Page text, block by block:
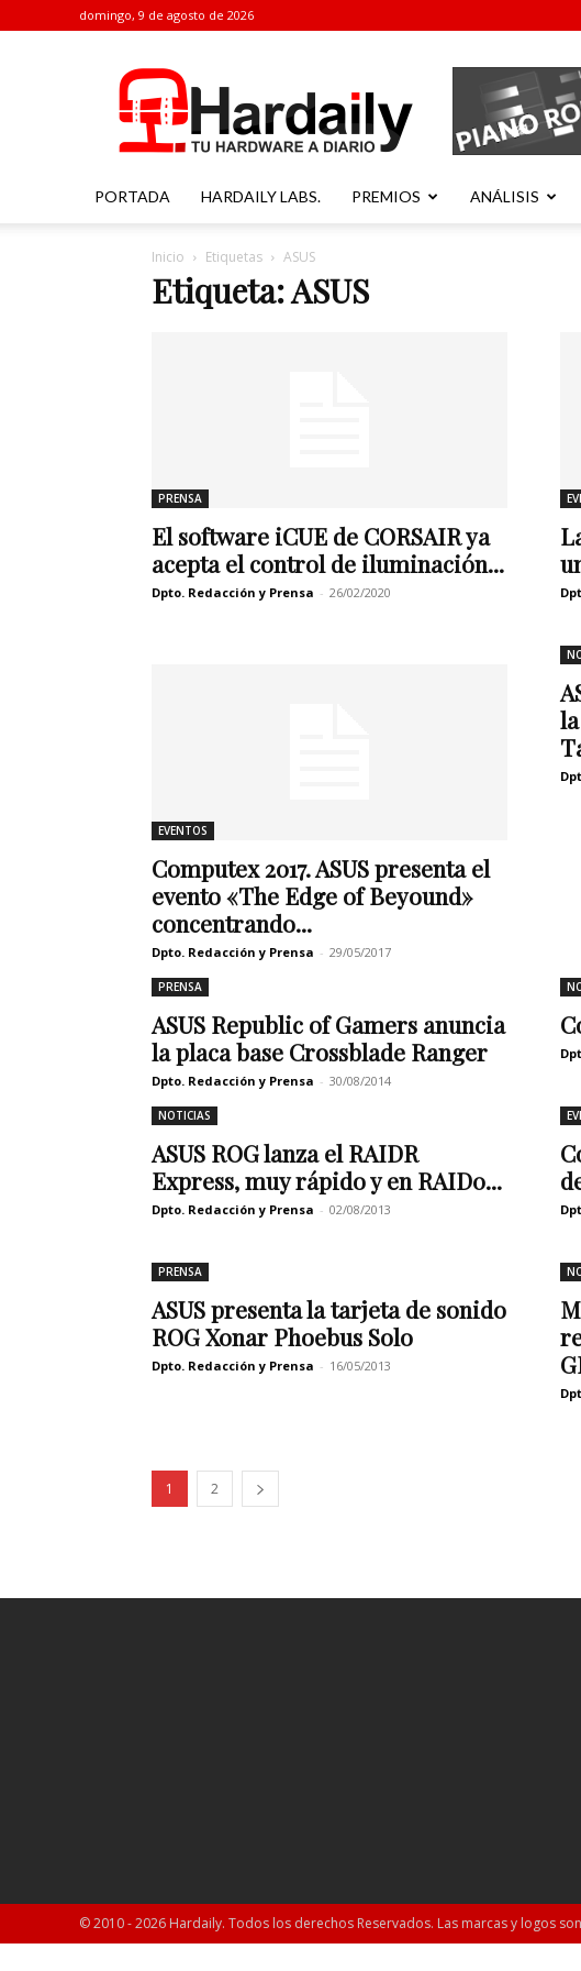
domingo, 9 de agosto de 2026
PORTADA HARDAILY LABS. PREMIOS ANÁLISIS
Inicio Etiquetas ASUS
Etiqueta: ASUS
PRENSA
El software iCUE de CORSAIR ya
acepta el control de iluminación...
Dpto. Redacción y Prensa - 26/02/2020
EVENTOS
Computex 2017. ASUS presenta el
evento «The Edge of Beyound»
concentrando...
Dpto. Redacción y Prensa - 29/05/2017
PRENSA
ASUS Republic of Gamers anuncia
la placa base Crossblade Ranger
Dpto. Redacción y Prensa - 30/08/2014
NOTICIAS
ASUS ROG lanza el RAIDR
Express, muy rápido y en RAID0...
Dpto. Redacción y Prensa - 02/08/2013
PRENSA
ASUS presenta la tarjeta de sonido
ROG Xonar Phoebus Solo
Dpto. Redacción y Prensa - 16/05/2013
1 2
© 2010 - 2026 Hardaily. Todos los derechos Reservados. Las marcas y logos